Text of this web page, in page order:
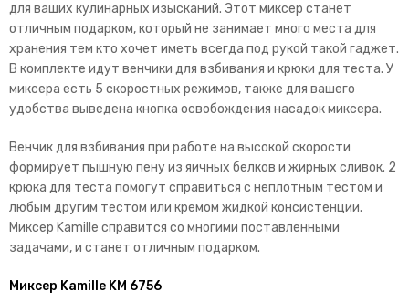
для ваших кулинарных изысканий. Этот миксер станет
отличным подарком, который не занимает много места для
хранения тем кто хочет иметь всегда под рукой такой гаджет.
В комплекте идут венчики для взбивания и крюки для теста. У
миксера есть 5 скоростных режимов, также для вашего
удобства выведена кнопка освобождения насадок миксера.
Венчик для взбивания при работе на высокой скорости
формирует пышную пену из яичных белков и жирных сливок. 2
крюка для теста помогут справиться с неплотным тестом и
любым другим тестом или кремом жидкой консистенции.
Миксер Kamille справится со многими поставленными
задачами, и станет отличным подарком.
Миксер Kamille KM 6756